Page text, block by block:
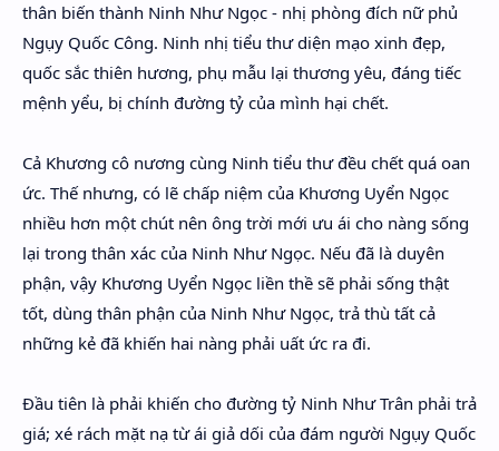
thân biến thành Ninh Như Ngọc - nhị phòng đích nữ phủ
Ngụy Quốc Công. Ninh nhị tiểu thư diện mạo xinh đẹp,
quốc sắc thiên hương, phụ mẫu lại thương yêu, đáng tiếc
mệnh yểu, bị chính đường tỷ của mình hại chết.
Cả Khương cô nương cùng Ninh tiểu thư đều chết quá oan
ức. Thế nhưng, có lẽ chấp niệm của Khương Uyển Ngọc
nhiều hơn một chút nên ông trời mới ưu ái cho nàng sống
lại trong thân xác của Ninh Như Ngọc. Nếu đã là duyên
phận, vậy Khương Uyển Ngọc liền thề sẽ phải sống thật
tốt, dùng thân phận của Ninh Như Ngọc, trả thù tất cả
những kẻ đã khiến hai nàng phải uất ức ra đi.
Đầu tiên là phải khiến cho đường tỷ Ninh Như Trân phải trả
giá; xé rách mặt nạ từ ái giả dối của đám người Ngụy Quốc